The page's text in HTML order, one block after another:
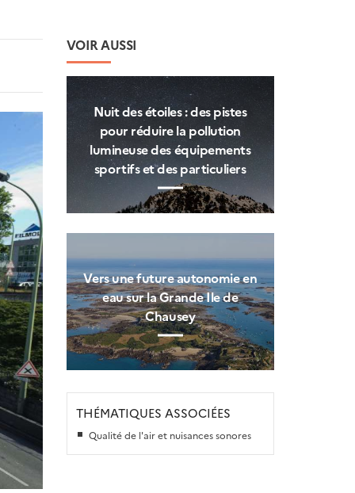
VOIR AUSSI
Nuit des étoiles : des pistes
pour réduire la pollution
lumineuse des équipements
sportifs et des particuliers
Vers une future autonomie en
eau sur la Grande Ile de
Chausey
THÉMATIQUES ASSOCIÉES
Qualité de l'air et nuisances sonores